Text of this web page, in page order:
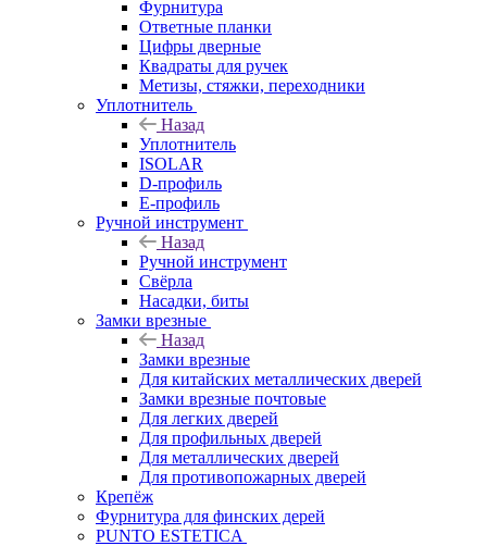
Фурнитура
Ответные планки
Цифры дверные
Квадраты для ручек
Метизы, стяжки, переходники
Уплотнитель
Назад
Уплотнитель
ISOLAR
D-профиль
Е-профиль
Ручной инструмент
Назад
Ручной инструмент
Свёрла
Насадки, биты
Замки врезные
Назад
Замки врезные
Для китайских металлических дверей
Замки врезные почтовые
Для легких дверей
Для профильных дверей
Для металлических дверей
Для противопожарных дверей
Крепёж
Фурнитура для финских дерей
PUNTO ESTETICA